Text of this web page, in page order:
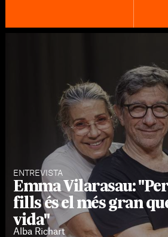
ENTREVISTA
Emma Vilarasau:
fills és el més gran
vida"
Alba Richart